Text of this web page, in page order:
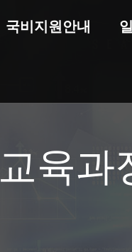
국비지원안내
교육과